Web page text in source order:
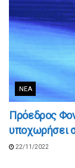
ΝΈΑ
Πρόεδρος
υποχωρήσει
22/11/2022